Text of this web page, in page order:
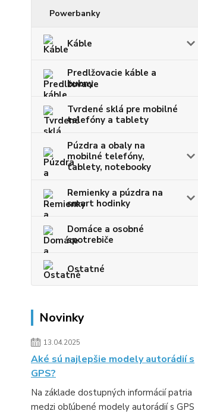
Powerbanky
Káble
Predlžovacie káble a
bubny
Tvrdené sklá pre mobilné
telefóny a tablety
Púzdra a obaly na
mobilné telefóny,
tablety, notebooky
Remienky a púzdra na
smart hodinky
Domáce a osobné
spotrebiče
Ostatné
Novinky
13.04.2025
Aké sú najlepšie modely autorádií s
GPS?
Na základe dostupných informácií patria
medzi obľúbené modely autorádií s GPS